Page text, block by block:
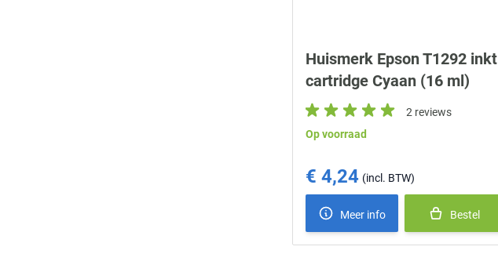
Huismerk Epson T1292 inkt
cartridge Cyaan (16 ml)
2 reviews
Op voorraad
€ 4,24
Meer info Bestel